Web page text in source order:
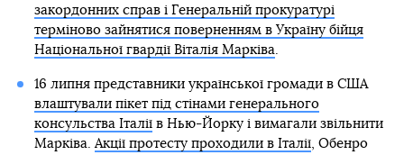
закордонних справ і Генеральній прокуратурі
терміново зайнятися поверненням в Україну бійця
Національної гвардії Віталія Марківа
16 липня представники української громади в США
влаштували пікет під стінами генерального
консульства Італіїв Нью-Йорку і вимагали звільнити
Марківа. Акції протесту проходили в Італії, Обенро